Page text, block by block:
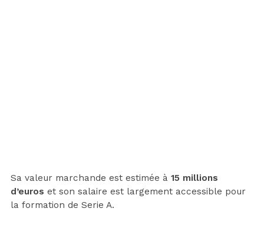
Sa valeur marchande est estimée à 15 millions
d’euros et son salaire est largement accessible pour
la formation de Serie A.